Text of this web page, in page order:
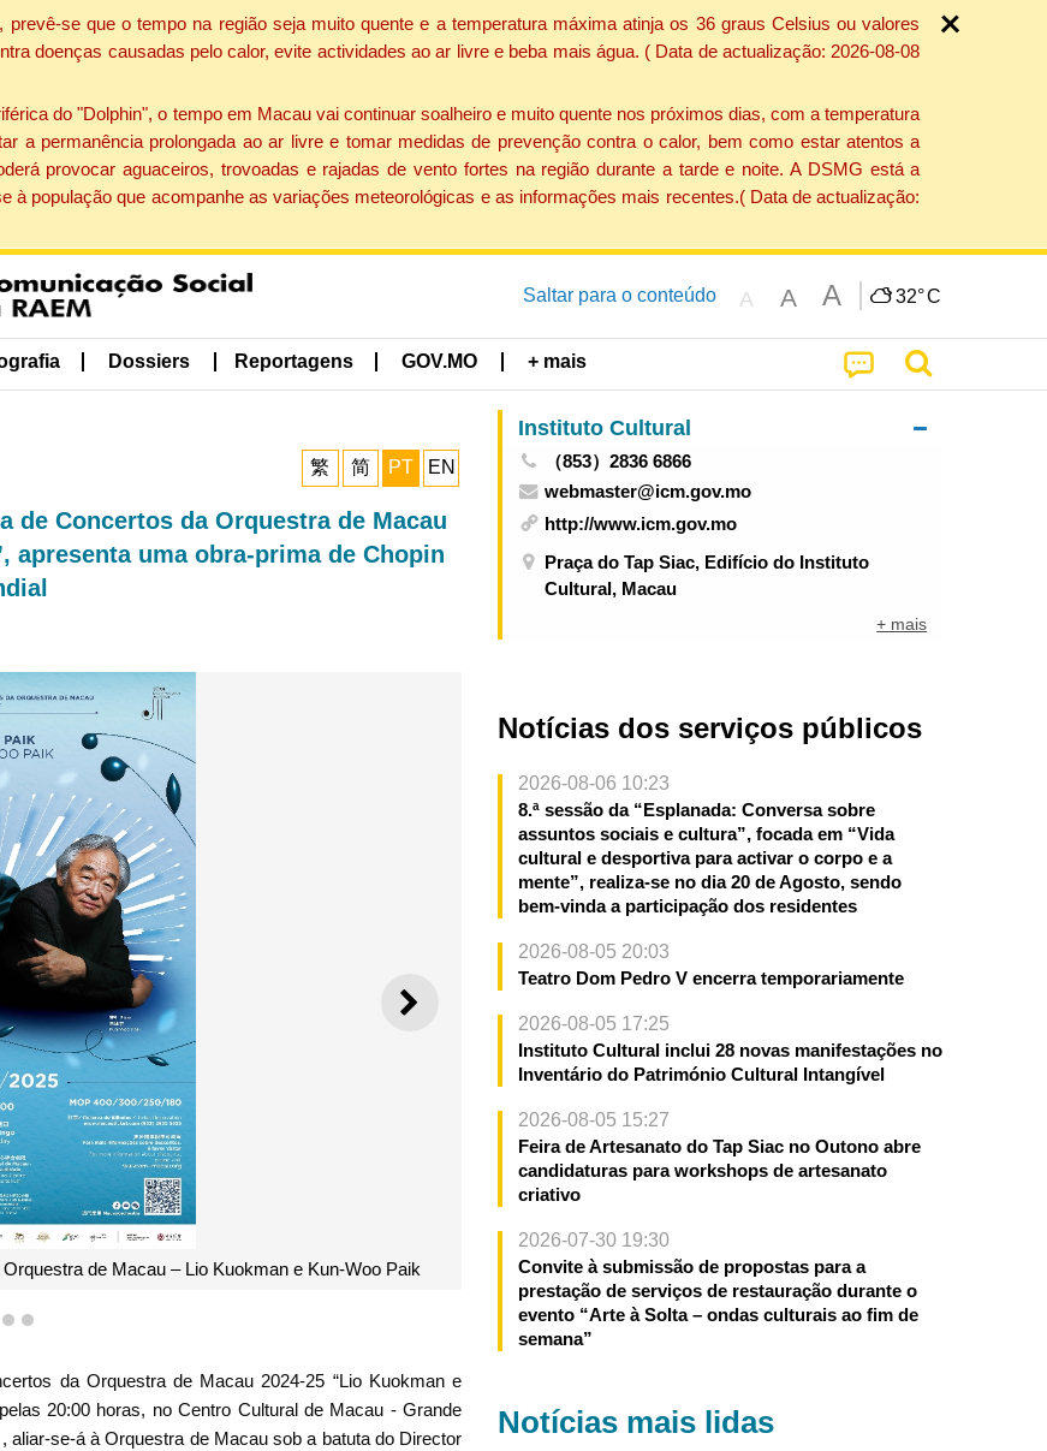
se que o tempo na região seja muito quente e a temperatura máxima atinja os 36 graus Celsius ou valores
doenças causadas pelo calor, evite actividades ao ar livre e beba mais água. ( Data de actualização: 2026-08-08
do "Dolphin", o tempo em Macau vai continuar soalheiro e muito quente nos próximos dias, com a temperatura
a permanência prolongada ao ar livre e tomar medidas de prevenção contra o calor, bem como estar atentos a
provocar aguaceiros, trovoadas e rajadas de vento fortes na região durante a tarde e noite. A DSMG está a
à população que acompanhe as variações meteorológicas e as informações mais recentes.( Data de actualização:
Saltar para o conteúdo A A A 32°C
Dossiers Reportagens GOV.MO + mais
繁 简 PT EN
de Concertos da Orquestra de Macau
apresenta uma obra-prima de Chopin
SEGUINTE
da Orquestra de Macau
3 4
da Orquestra de Macau 2024-25 “Lio Kuokman e
20:00 horas, no Centro Cultural de Macau - Grande
se-á à Orquestra de Macau sob a batuta do Director
Instituto Cultural
（853）2836 6866
webmaster@icm.gov.mo
http://www.icm.gov.mo
Praça do Tap Siac, Edifício do Instituto
Cultural, Macau
+ mais
Notícias dos serviços públicos
2026-08-06 10:23
8.ª sessão da “Esplanada: Conversa sobre
assuntos sociais e cultura”, focada em “Vida
cultural e desportiva para activar o corpo e a
mente”, realiza-se no dia 20 de Agosto, sendo
bem-vinda a participação dos residentes
2026-08-05 20:03
Teatro Dom Pedro V encerra temporariamente
2026-08-05 17:25
Instituto Cultural inclui 28 novas manifestações no
Inventário do Património Cultural Intangível
2026-08-05 15:27
Feira de Artesanato do Tap Siac no Outono abre
candidaturas para workshops de artesanato
criativo
2026-07-30 19:30
Convite à submissão de propostas para a
prestação de serviços de restauração durante o
evento “Arte à Solta – ondas culturais ao fim de
semana”
Notícias mais lidas